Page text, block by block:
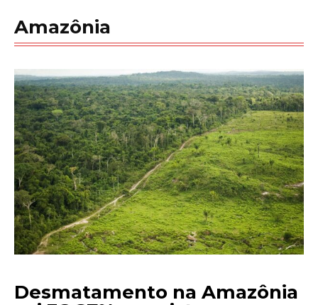
Amazônia
Desmatamento na Amazônia